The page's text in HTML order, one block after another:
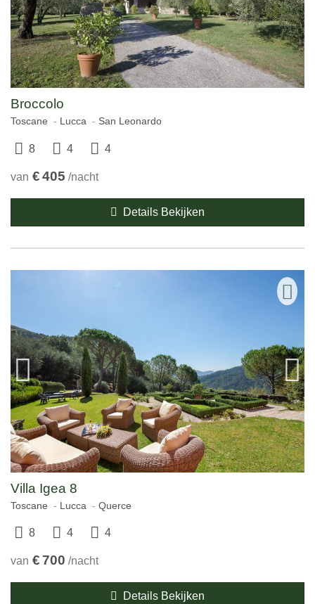
Broccolo
Toscane Lucca San Leonardo
8 4 4
van €405 /nacht
Details Bekijken
Villa Igea 8
Toscane Lucca Querce
8 4 4
van €700 /nacht
Details Bekijken